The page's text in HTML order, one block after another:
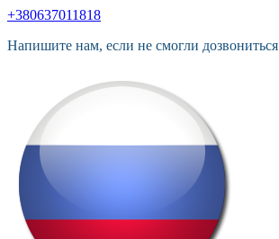
+380637011818
Напишите нам, если не смогли дозвониться